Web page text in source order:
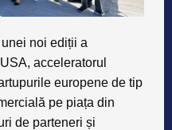
noi ediții a
acceleratorul
europene de tip
pe piața din
de parteneri și